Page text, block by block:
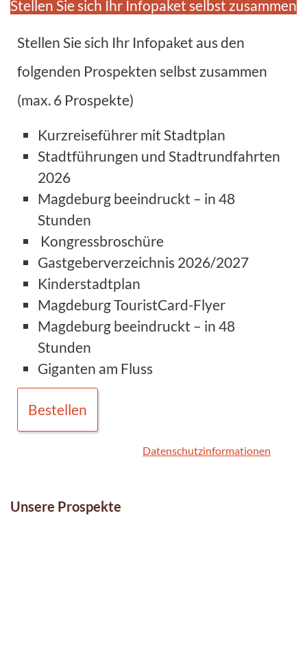
Stellen Sie sich Ihr Infopaket selbst zusammen
Stellen Sie sich Ihr Infopaket aus den
folgenden Prospekten selbst zusammen
(max. 6 Prospekte)
Kurzreiseführer mit Stadtplan
Stadtführungen und Stadtrundfahrten
2026
Magdeburg beeindruckt – in 48
Stunden
Kongressbroschüre
Gastgeberverzeichnis 2026/2027
Kinderstadtplan
Magdeburg TouristCard-Flyer
Magdeburg beeindruckt – in 48
Stunden
Giganten am Fluss
Bestellen
Datenschutzinformationen
Unsere Prospekte